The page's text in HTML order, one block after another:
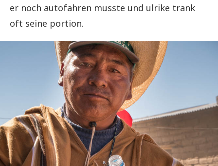
er noch autofahren musste und ulrike trank
oft seine portion.